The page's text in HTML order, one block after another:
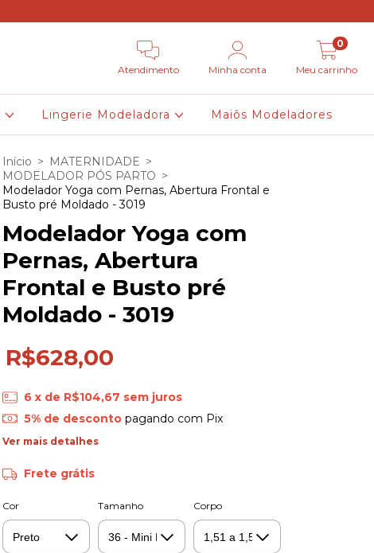
Atendimento Minha conta Meu carrinho
0
Lingerie Modeladora Maiôs Modeladores
Início > MATERNIDADE >
MODELADOR PÓS PARTO >
Modelador Yoga com Pernas, Abertura Frontal e
Busto pré Moldado - 3019
Modelador Yoga com
Pernas, Abertura
Frontal e Busto pré
Moldado - 3019
R$628,00
6 x de R$104,67 sem juros
5% de descontopagando com Pix
Ver mais detalhes
Frete grátis
Cor Tamanho Corpo